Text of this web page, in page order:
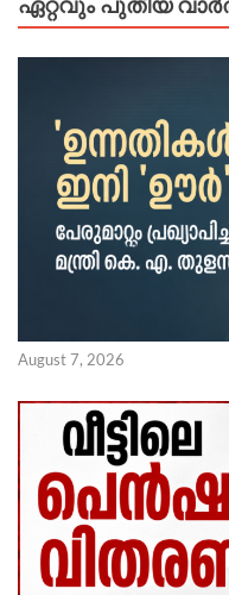
ഏറ്റവും പുതിയ
August 7, 2026